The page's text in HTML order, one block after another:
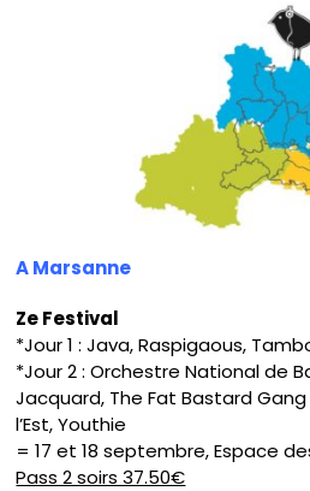
A Marsanne
Ze Festival
*Jour 1 : Java, Raspigaous,
*Jour 2 : Orchestre National de
Jacquard, The Fat Bastard
l’Est, Youthie
= 17 et 18 septembre, Espace
Pass 2 soirs 37.50€